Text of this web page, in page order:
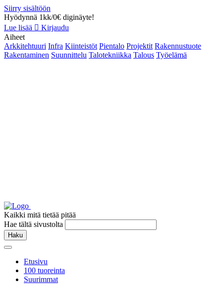
Siirry sisältöön
Hyödynnä 1kk/0€ diginäyte!
Lue lisää
Kirjaudu
Aiheet
Arkkitehtuuri Infra Kiinteistöt Pientalo Projektit Rakennustuote
Rakentaminen Suunnittelu Talotekniikka Talous Työelämä
Kaikki mitä tietää pitää
Hae tältä sivustolta
Haku
Etusivu
100 tuoreinta
Suurimmat